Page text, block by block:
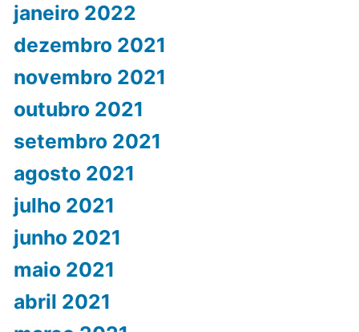
janeiro 2022
dezembro 2021
novembro 2021
outubro 2021
setembro 2021
agosto 2021
julho 2021
junho 2021
maio 2021
abril 2021